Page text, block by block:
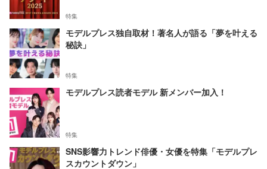
特集
モデルプレス独自取材！著名人が語る「夢を叶える
秘訣」
特集
モデルプレス読者モデル 新メンバー加入！
特集
SNS影響力トレンド俳優・女優を特集「モデルプレ
スカウントダウン」